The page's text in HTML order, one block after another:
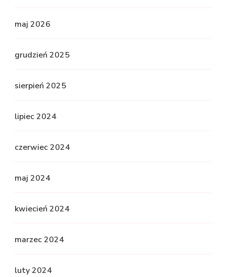
maj 2026
grudzień 2025
sierpień 2025
lipiec 2024
czerwiec 2024
maj 2024
kwiecień 2024
marzec 2024
luty 2024